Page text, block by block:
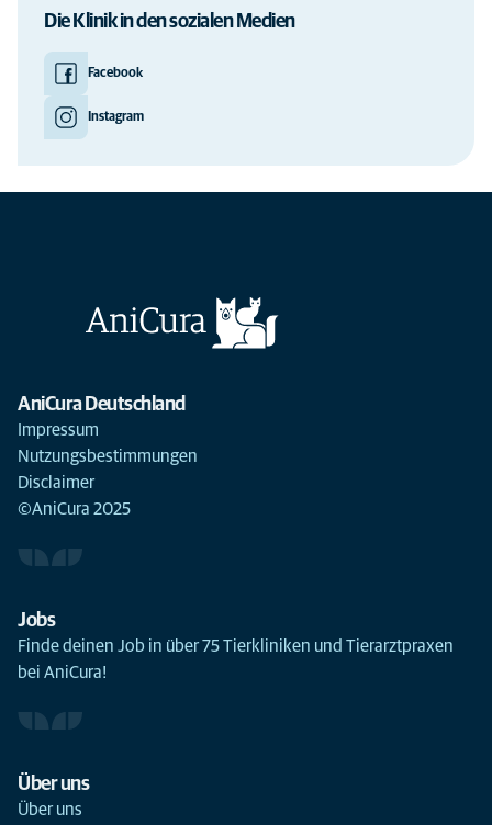
Die Klinik in den sozialen Medien
Facebook
Instagram
AniCura Deutschland
Impressum
Nutzungsbestimmungen
Disclaimer
©AniCura 2025
Jobs
Finde deinen Job in über 75 Tierkliniken und Tierarztpraxen
bei AniCura!
Über uns
Über uns